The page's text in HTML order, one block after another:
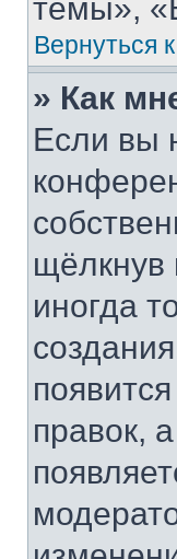
темы»,
Вернуться
» Как
Если вы
щёлкнув
иногда
правок,